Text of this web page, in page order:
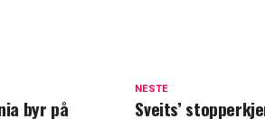
NESTE
Sveits’
byr på